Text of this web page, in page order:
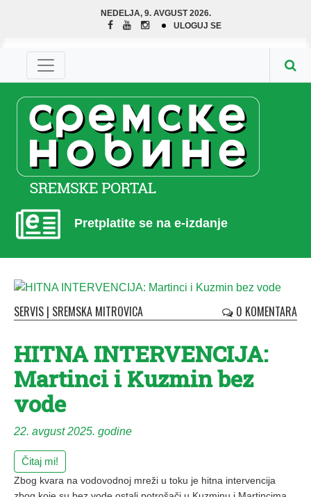
NEDELJA, 9. AVGUST 2026.
ULOGUJ SE
Pretplatite se na e-izdanje
SERVIS | SREMSKA MITROVICA 0 KOMENTARA
HITNA INTERVENCIJA:
Martinci i Kuzmin bez
vode
22. avgust 2025. godine
Čitaj mi!
Zbog kvara na vodovodnoj mreži u toku je hitna intervencija